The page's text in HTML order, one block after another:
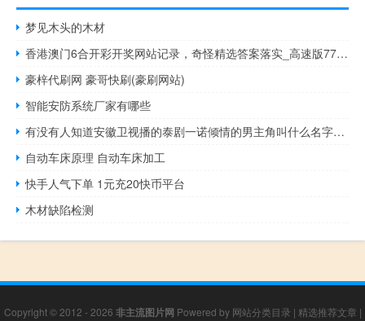
梦见木头的木材
香港澳门6合开彩开奖网站记录，奇怪精选答案落实_高速版773.48
豪梓代刷网 豪哥快刷(豪刷网站)
智能安防系统厂家有哪些
有没有人知道安徽卫视播的泰剧一诺倾情的男主角叫什么名字呀 安徽卫视播放的泰剧
自动车床原理 自动车床加工
快手人气下单 1元充20快币平台
木材缺陷检测
Copyright © 2012 - 2026 非主流图片网 Powered by 网站分类目录 | 精选推荐文章 |